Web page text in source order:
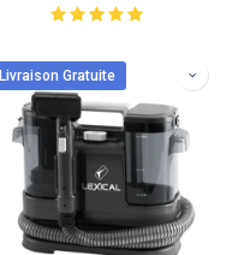
Livraison Gratuite